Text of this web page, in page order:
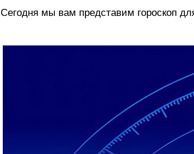
Сегодня мы вам представим гороскоп